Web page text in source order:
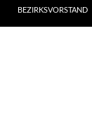
BEZIRKSVORSTAND